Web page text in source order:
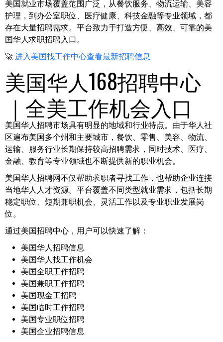
美国就业市场覆盖范围广泛，从餐饮服务、物流运输、美容
护理，到办公室职位、医疗健康、科技金融等专业领域，都
存在大量招聘需求。平台致力于打造方便、高效、可靠的美
国华人求职招聘入口。
🚀 进入美国找工作中心查看最新招聘信息
美国华人168招聘中心
｜全美工作机会入口
美国华人招聘市场具有明显的地域和行业特点。由于华人社
区遍布美国多个州和主要城市，餐饮、零售、美容、物流、
运输、服务行业长期保持较高招聘需求，同时技术、医疗、
金融、教育等专业领域也不断提供新的职业机会。
美国华人招聘网不仅帮助求职者寻找工作，也帮助企业连接
当地华人人才资源。平台覆盖不同类型就业需求，包括长期
稳定职位、短期兼职机会、灵活工作以及专业职业发展岗
位。
通过美国招聘中心，用户可以快速了解：
美国华人招聘信息
美国华人找工作机会
美国全职工作招聘
美国兼职工作招聘
美国现金工招聘
美国临时工作招聘
美国专业职位招聘
美国企业招聘信息